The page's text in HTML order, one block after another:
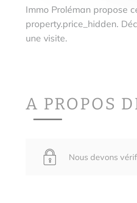
Immo Proléman propose
property.price_hidden.
une visite.
A PROPOS
Nous devons